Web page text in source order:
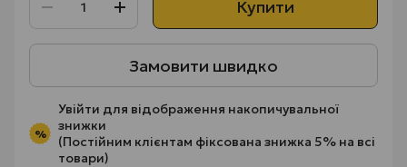
Купити
Замовити швидко
%
Увійти для відображення накопичувальної
знижки
(Постійним клієнтам фіксована знижка 5% на всі
товари)